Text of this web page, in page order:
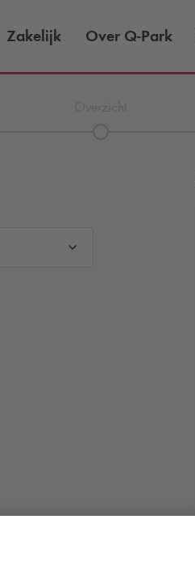
Zakelijk Over Q-Park